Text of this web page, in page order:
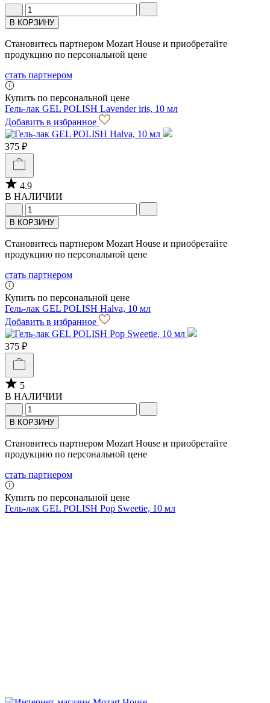
В КОРЗИНУ
Становитесь партнером Mozart House и приобретайте
продукцию по персональной цене
стать партнером
Купить по персональной цене
Гель-лак GEL POLISH Lavender iris, 10 мл
Добавить в избранное
375 ₽
4.9
В НАЛИЧИИ
В КОРЗИНУ
Становитесь партнером Mozart House и приобретайте
продукцию по персональной цене
стать партнером
Купить по персональной цене
Гель-лак GEL POLISH Halva, 10 мл
Добавить в избранное
375 ₽
5
В НАЛИЧИИ
В КОРЗИНУ
Становитесь партнером Mozart House и приобретайте
продукцию по персональной цене
стать партнером
Купить по персональной цене
Гель-лак GEL POLISH Pop Sweetie, 10 мл